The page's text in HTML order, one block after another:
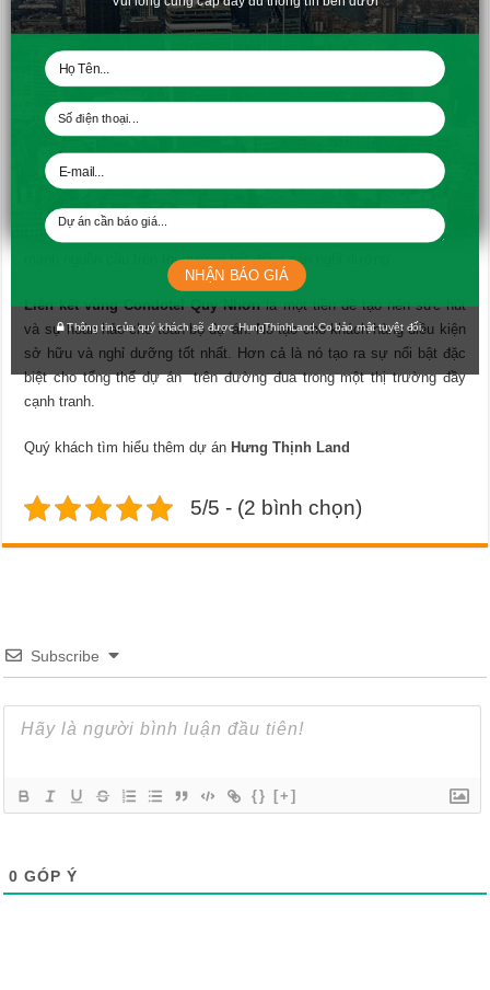
Bước đi khôn ngoan những chủ đầu tư Condotel Quy Nhơn
Minh chứng cụ thể nhất là khi bạn sở hữu căn hộ Condotel FLC Quy
Nhơn, bạn sẽ được tặng một gói quà rất giá trị. Đó là bạn sẽ nhận
được 15 ngày đêm nghỉ dưỡng và tận hưởng miễn phí toàn bộ các
dịch vụ nghỉ dưỡng. Điều đặc biệt là, địa điểm tận hưởng không chỉ
ở Quy Nhơn mà bạn có thể lựa chọn bất kỳ Condotel, khách sạn,
hay Resort nào thuộc sở hữu của tập đoàn FLC.
Đây là hoạt động liên kết rất “ thông minh” tạo ra một sức hút đẩy
mạnh nguồn cầu trên thị trường bất động sản nghỉ dưỡng.
Liên kết vùng Condotel Quy Nhơnlà một tiền đề tạo nên sức hút
và sự hoàn hảo cho toàn bộ dự án. Nó tạo cho khách hàng điều kiện
sở hữu và nghỉ dưỡng tốt nhất. Hơn cả là nó tạo ra sự nổi bật đặc
biệt cho tổng thể dự án trên đường đua trong một thị trường đầy
cạnh tranh.
Quý khách tìm hiểu thêm dự án Hưng Thịnh Land
5/5 - (2 bình chọn)
Subscribe
{} [+]
0 GÓP Ý
Thông tin của quý khách sẽ được HungThinhLand.Co bảo mật tuyệt đối.
NHẬN BÁO GIÁ